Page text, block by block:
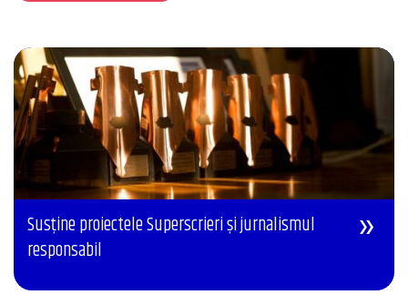
Susține proiectele Superscrieri și jurnalismul
responsabil